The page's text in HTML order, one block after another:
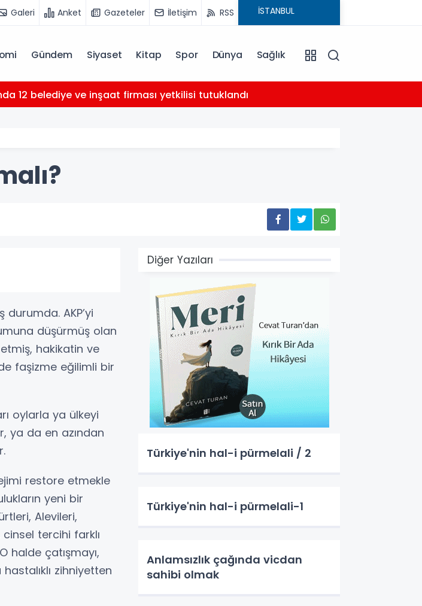
Galeri Anket Gazeteler İletişim RSS
Gündem Siyaset Kitap Spor Dünya Sağlık
12 belediye ve inşaat firması yetkilisi tutuklandı
AKP’yi
düşürmüş olan
hakikatin ve
faşizme eğilimli bir
oylarla ya ülkeyi
ya da en azından
restore etmekle
yeni bir
Alevileri,
cinsel tercihi farklı
halde çatışmayı,
zihniyetten
Diğer Yazıları
Türkiye'nin hal-i pürmelali / 2
Türkiye'nin hal-i pürmelali-1
Anlamsızlık çağında vicdan
sahibi olmak